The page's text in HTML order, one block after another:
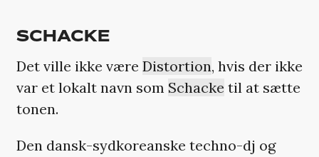
SCHACKE
Det ville ikke være Distortion, hvis der ikke
var et lokalt navn som Schacke til at sætte
tonen.
Den dansk-sydkoreanske techno-dj og